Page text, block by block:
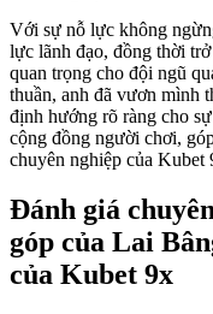
Với sự nỗ lực không
lực lãnh đạo, đồng thời
quan trọng cho đội ngũ
thuần, anh đã vươn mình
định hướng rõ ràng cho
cộng đồng người chơi,
chuyên nghiệp của Kubet
Đánh giá
góp của Lai
của Kubet 9x